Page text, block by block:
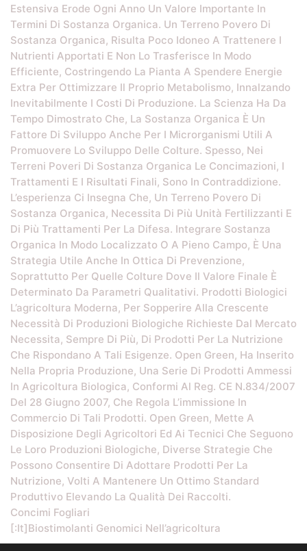
Estensiva Erode Ogni Anno Un Valore Importante In
Termini Di Sostanza Organica. Un Terreno Povero Di
Sostanza Organica, Risulta Poco Idoneo A Trattenere I
Nutrienti Apportati E Non Lo Trasferisce In Modo
Efficiente, Costringendo La Pianta A Spendere Energie
Extra Per Ottimizzare Il Proprio Metabolismo, Innalzando
Inevitabilmente I Costi Di Produzione. La Scienza Ha Da
Tempo Dimostrato Che, La Sostanza Organica È Un
Fattore Di Sviluppo Anche Per I Microrganismi Utili A
Promuovere Lo Sviluppo Delle Colture. Spesso, Nei
Terreni Poveri Di Sostanza Organica Le Concimazioni, I
Trattamenti E I Risultati Finali, Sono In Contraddizione.
L’esperienza Ci Insegna Che, Un Terreno Povero Di
Sostanza Organica, Necessita Di Più Unità Fertilizzanti E
Di Più Trattamenti Per La Difesa. Integrare Sostanza
Organica In Modo Localizzato O A Pieno Campo, È Una
Strategia Utile Anche In Ottica Di Prevenzione,
Soprattutto Per Quelle Colture Dove Il Valore Finale È
Determinato Da Parametri Qualitativi. Prodotti Biologici
L’agricoltura Moderna, Per Sopperire Alla Crescente
Necessità Di Produzioni Biologiche Richieste Dal Mercato
Necessita, Sempre Di Più, Di Prodotti Per La Nutrizione
Che Rispondano A Tali Esigenze. Open Green, Ha Inserito
Nella Propria Produzione, Una Serie Di Prodotti Ammessi
In Agricoltura Biologica, Conformi Al Reg. CE N.834/2007
Del 28 Giugno 2007, Che Regola L’immissione In
Commercio Di Tali Prodotti. Open Green, Mette A
Disposizione Degli Agricoltori Ed Ai Tecnici Che Seguono
Le Loro Produzioni Biologiche, Diverse Strategie Che
Possono Consentire Di Adottare Prodotti Per La
Nutrizione, Volti A Mantenere Un Ottimo Standard
Produttivo Elevando La Qualità Dei Raccolti.
Concimi Fogliari
[:it]Biostimolanti Genomici Nell’agricoltura